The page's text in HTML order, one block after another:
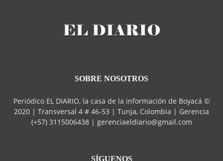
SOBRE NOSOTROS
Periódico EL DIARIO, la casa de la información de Boyacá ©
2020 | Transversal 4 # 46-53 | Tunja, Colombia | Gerencia
(+57) 3115006438 | gerenciaeldiario@gmail.com
SÍGUENOS